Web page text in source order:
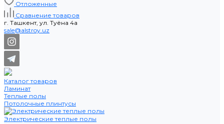
Отложенные
Сравнение товаров
г. Ташкент, ул. Туёна 4а
sale@alstroy.uz
Каталог товаров
Ламинат
Теплые полы
Потолочные плинтусы
Электрические теплые полы